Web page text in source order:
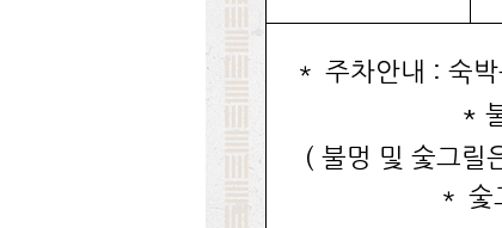
＊ 주차안내 : 숙
*
( 불멍 및 숯그릴
＊